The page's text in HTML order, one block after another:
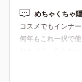
めちゃくちゃ
コスメでもインナ
何年もこれ一択で
乾いたパフに染み